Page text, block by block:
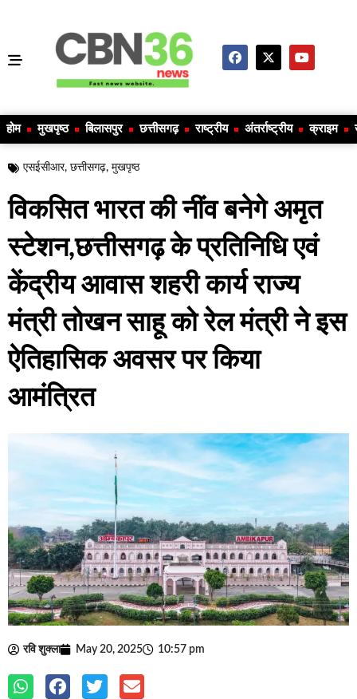
होम मुखपृष्ठ बिलासपुर छत्तीसगढ़ राष्ट्रीय अंतर्राष्ट्रीय क्राइम
एसईसीआर, छत्तीसगढ़, मुखपृष्ठ
विकसित भारत की नींव बनेगे अमृत
स्टेशन,छत्तीसगढ़ के प्रतिनिधि एवं
केंद्रीय आवास शहरी कार्य राज्य
मंत्री तोखन साहू को रेल मंत्री ने इस
ऐतिहासिक अवसर पर किया
आमंत्रित
रवि शुक्ला May 20, 2025 10:57 pm